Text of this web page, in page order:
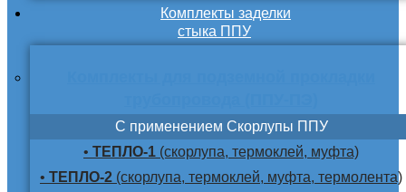
Комплекты заделки
стыка ППУ
С применением Скорлупы ППУ
• ТЕПЛО-1 (скорлупа, термоклей, муфта)
• ТЕПЛО-2 (скорлупа, термоклей, муфта, термолента)